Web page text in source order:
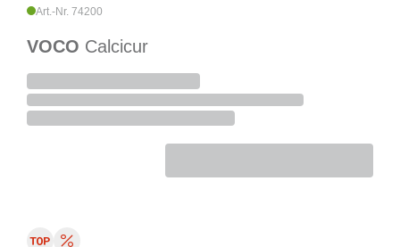
Art.-Nr. 74200
VOCO Calcicur